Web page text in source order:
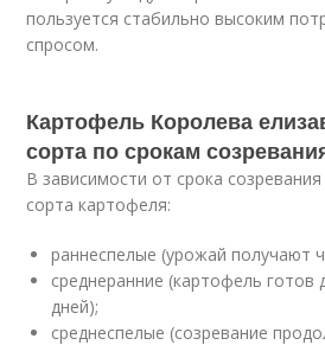
пользуется стабильно высоким
спросом.
Картофель Королева
сорта по срокам
В зависимости от срока
сорта картофеля:
раннеспелые (урожай получают
среднеранние (картофель готов
дней);
среднеспелые (созревание